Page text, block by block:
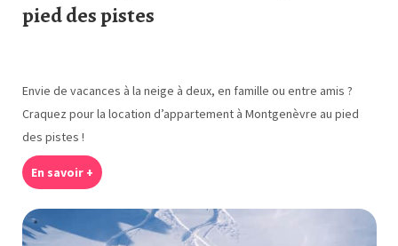
pied des pistes
Envie de vacances à la neige à deux, en famille ou entre amis ?
Craquez pour la location d’appartement à Montgenèvre au pied
des pistes !
En savoir +